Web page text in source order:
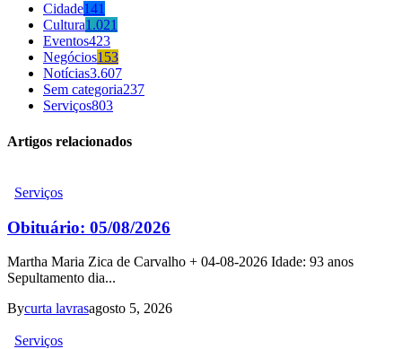
Cidade141
Cultura1.021
Eventos423
Negócios153
Notícias3.607
Sem categoria237
Serviços803
Artigos relacionados
Serviços
Obituário: 05/08/2026
Martha Maria Zica de Carvalho + 04-08-2026 Idade: 93 anos
Sepultamento dia...
Bycurta lavrasagosto 5, 2026
Serviços